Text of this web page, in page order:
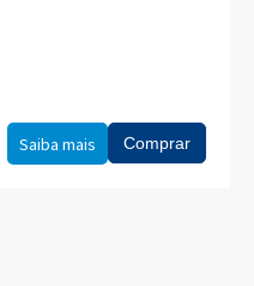
Saiba mais Comprar